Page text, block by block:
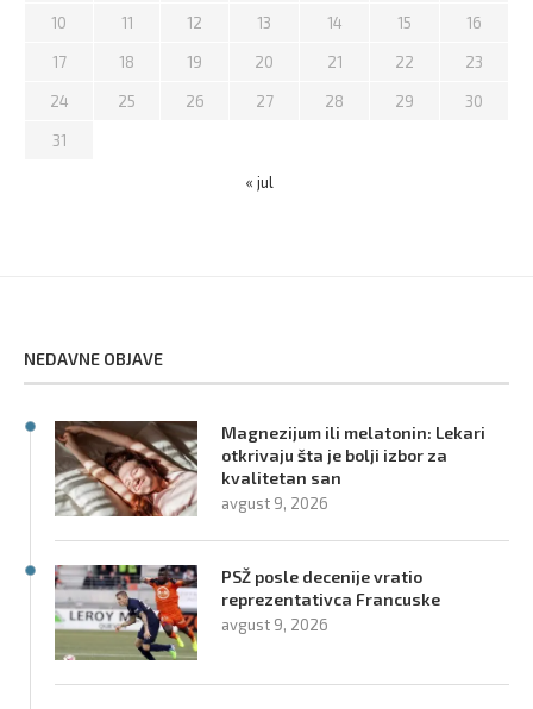
10 11 12 13 14 15 16
17 18 19 20 21 22 23
24 25 26 27 28 29 30
31
« jul
NEDAVNE OBJAVE
Magnezijum ili melatonin: Lekari
otkrivaju šta je bolji izbor za
kvalitetan san
avgust 9, 2026
PSŽ posle decenije vratio
reprezentativca Francuske
avgust 9, 2026